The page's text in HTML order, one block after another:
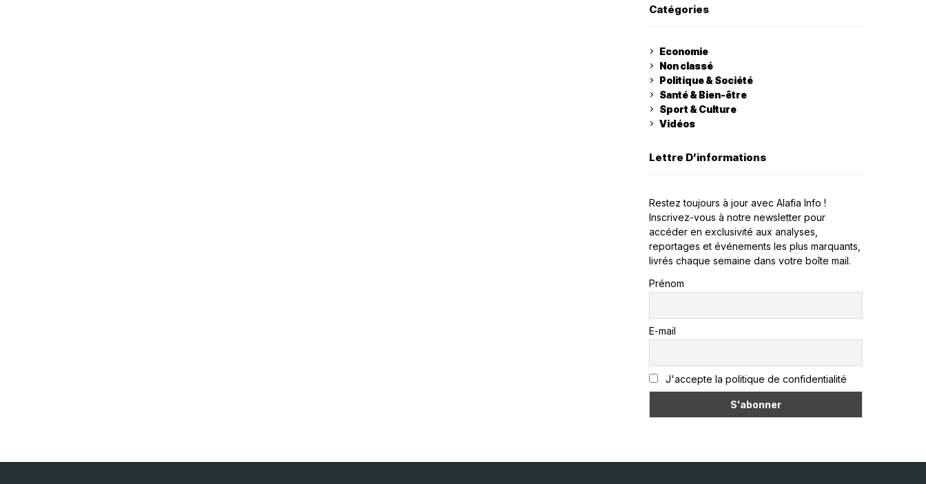
Catégories
Economie
Non classé
Politique & Société
Santé & Bien-être
Sport & Culture
Vidéos
Lettre D’informations
Restez toujours à jour avec Alafia Info !
Inscrivez-vous à notre newsletter pour
accéder en exclusivité aux analyses,
reportages et événements les plus marquants,
livrés chaque semaine dans votre boîte mail.
Prénom
E-mail
J'accepte la politique de confidentialité